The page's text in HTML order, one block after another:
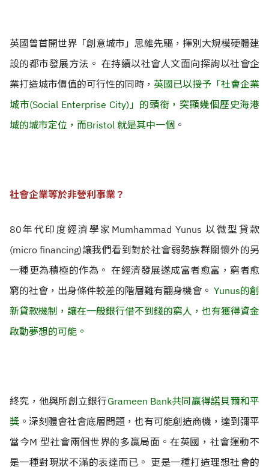
英國曾首開世界「創意城市」思維先驅，揮別大規模硬體建
設的都市發展方法。 在持續以社會人文面向探詢以社會企
業打造城市價值的可行性的同時， 英國已以授予「社會企業
城市(Social Enterprise City)」的頭銜，突顯幾個歷史海港
城的城市定位，而Bristol 就是其中一個 。
社會企業等於非營利事業？
80年代印度經濟學家Mumhammad Yunus 以微型貸款
(micro financing)讓我們看到對於社會弱勢族群關懷外的另
一種更為積極的作為。 在經濟發展遂成富者愈富，窮者愈
窮的社會，出身條件較差的階層難有翻身機會。 Yunus的創
新貸款機制，讓在一般銀行借不到錢的窮人，也有獲得資金
啟動夢想的可能。
終究，他與所創立銀行Grameen Bank共同贏得諾貝爾和平
獎 。深刻體會社會底層問題，也有可能創造商機，達到彌平
當今M 型社會兩個世界的多贏局面。 在英國，社會運動不
是一種對現狀不滿的表達而已。 更是一種打造理想社會的